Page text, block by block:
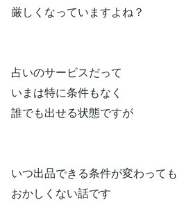
厳しくなっていますよね？
占いのサービスだって
いまは特に条件もなく
誰でも出せる状態ですが
いつ出品できる条件が変わっても
おかしくない話です